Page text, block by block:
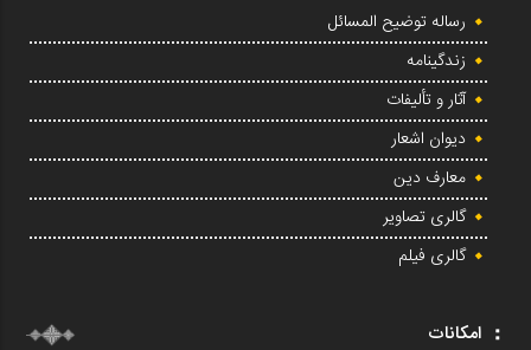
رساله توضیح المسائل
زندگینامه
آثار و تألیفات
دیوان اشعار
معارف دین
گالری تصاویر
گالری فیلم
امکانات